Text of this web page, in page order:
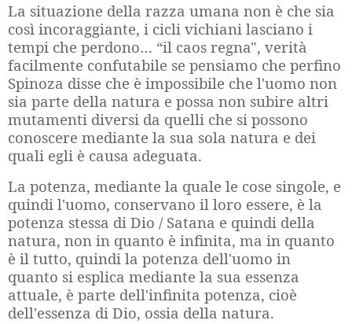
La situazione della razza umana non è che sia
così incoraggiante, i cicli vichiani lasciano i
tempi che perdono… “il caos regna", verità
facilmente confutabile se pensiamo che perfino
Spinoza disse che è impossibile che l'uomo non
sia parte della natura e possa non subire altri
mutamenti diversi da quelli che si possono
conoscere mediante la sua sola natura e dei
quali egli è causa adeguata.
La potenza, mediante la quale le cose singole, e
quindi l'uomo, conservano il loro essere, è la
potenza stessa di Dio / Satana e quindi della
natura, non in quanto è infinita, ma in quanto
è il tutto, quindi la potenza dell'uomo in
quanto si esplica mediante la sua essenza
attuale, è parte dell'infinita potenza, cioè
dell'essenza di Dio, ossia della natura.